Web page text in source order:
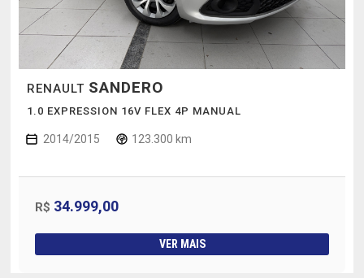
RENAULT SANDERO
1.0 EXPRESSION 16V FLEX 4P MANUAL
2014/2015 123.300 km
R$ 34.999,00
VER MAIS